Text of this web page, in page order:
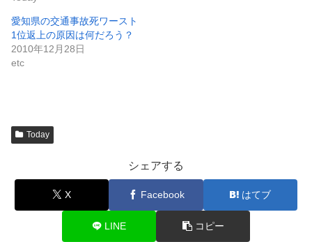
愛知県の交通事故死ワースト
1位返上の原因は何だろう？
2010年12月28日
etc
Today
シェアする
X Facebook はてブ
LINE コピー